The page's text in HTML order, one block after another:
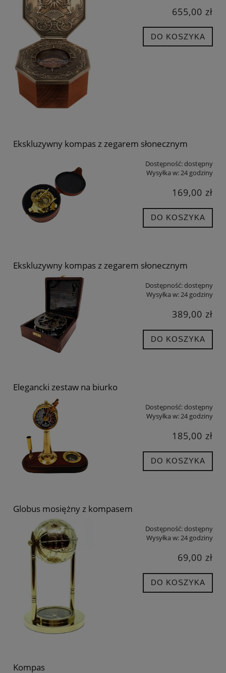
655,00 zł
DO KOSZYKA
Ekskluzywny kompas z zegarem słonecznym
Dostępność:dostępny
Wysyłka w:24 godziny
169,00 zł
DO KOSZYKA
Ekskluzywny kompas z zegarem słonecznym
Dostępność:dostępny
Wysyłka w:24 godziny
389,00 zł
DO KOSZYKA
Elegancki zestaw na biurko
Dostępność:dostępny
Wysyłka w:24 godziny
185,00 zł
DO KOSZYKA
Globus mosiężny z kompasem
Dostępność:dostępny
Wysyłka w:24 godziny
69,00 zł
DO KOSZYKA
Kompas